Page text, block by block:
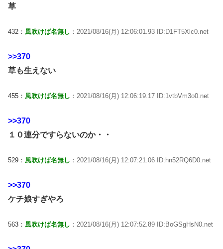
草
432： 風吹けば名無し ：2021/08/16(月) 12:06:01.93 ID:D1FT5Xlc0.net
>>370
草も生えない
455： 風吹けば名無し ：2021/08/16(月) 12:06:19.17 ID:1vtbVm3o0.net
>>370
１０連分ですらないのか・・
529： 風吹けば名無し ：2021/08/16(月) 12:07:21.06 ID:hn52RQ6D0.net
>>370
ケチ娘すぎやろ
563： 風吹けば名無し ：2021/08/16(月) 12:07:52.89 ID:BoGSgHsN0.net